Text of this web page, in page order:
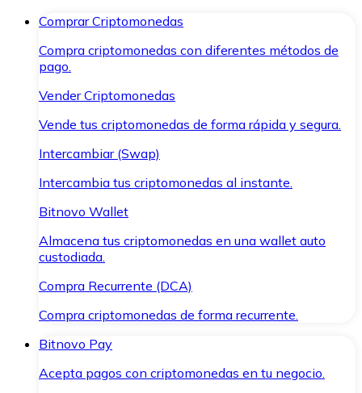
Comprar Criptomonedas
Compra criptomonedas con diferentes métodos de
pago.
Vender Criptomonedas
Vende tus criptomonedas de forma rápida y segura.
Intercambiar (Swap)
Intercambia tus criptomonedas al instante.
Bitnovo Wallet
Almacena tus criptomonedas en una wallet auto
custodiada.
Compra Recurrente (DCA)
Compra criptomonedas de forma recurrente.
Bitnovo Pay
Acepta pagos con criptomonedas en tu negocio.